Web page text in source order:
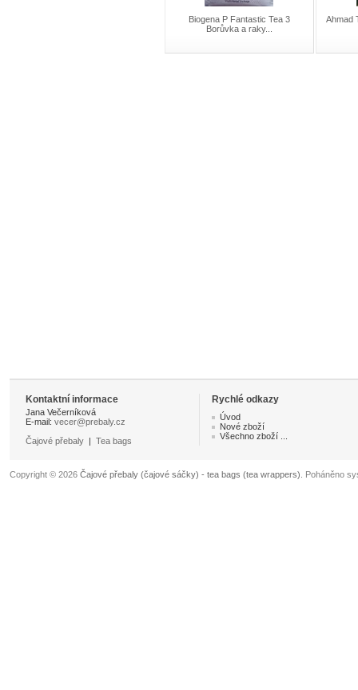
Biogena P Fantastic Tea 3
Borůvka a raky...
Ahmad
Kontaktní informace Rychlé odkazy
Jana Večerníková
E-mail: vecer@prebaly.cz
Čajové přebaly | Tea bags
Úvod
Nové zboží
Všechno zboží ...
Copyright © 2026 Čajové přebaly (čajové sáčky) - tea bags (tea wrappers) . Poháněno